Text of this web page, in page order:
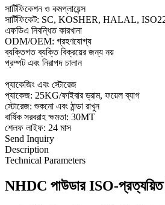
সার্টিফিকেশন ও কমপ্লায়েন্স
সার্টিফিকেট: SC, KOSHER, HALAL,
এফডিএ নিবন্ধিত কারখানা
ODM/OEM: গ্রহণযোগ্য
ব্যক্তিগত ব্যক্তি বিক্রয়ের জন্য নয়
প্রম্পট এবং নিরাপদ চালান
প্যাকেজিং এবং স্টোরেজ
প্যাকেজ: 25KG/ফাইবার ড্রাম, ফয়েল ব্যাগ
স্টোরেজ: শুকনো এবং ঠান্ডা রাখুন
বার্ষিক সরবরাহ ক্ষমতা: 30MT
শেলফ লাইফ: 24 মাস
Send Inquiry
Description
Technical Parameters
NHDC পাউডার ISO-প্রত্যয়িত